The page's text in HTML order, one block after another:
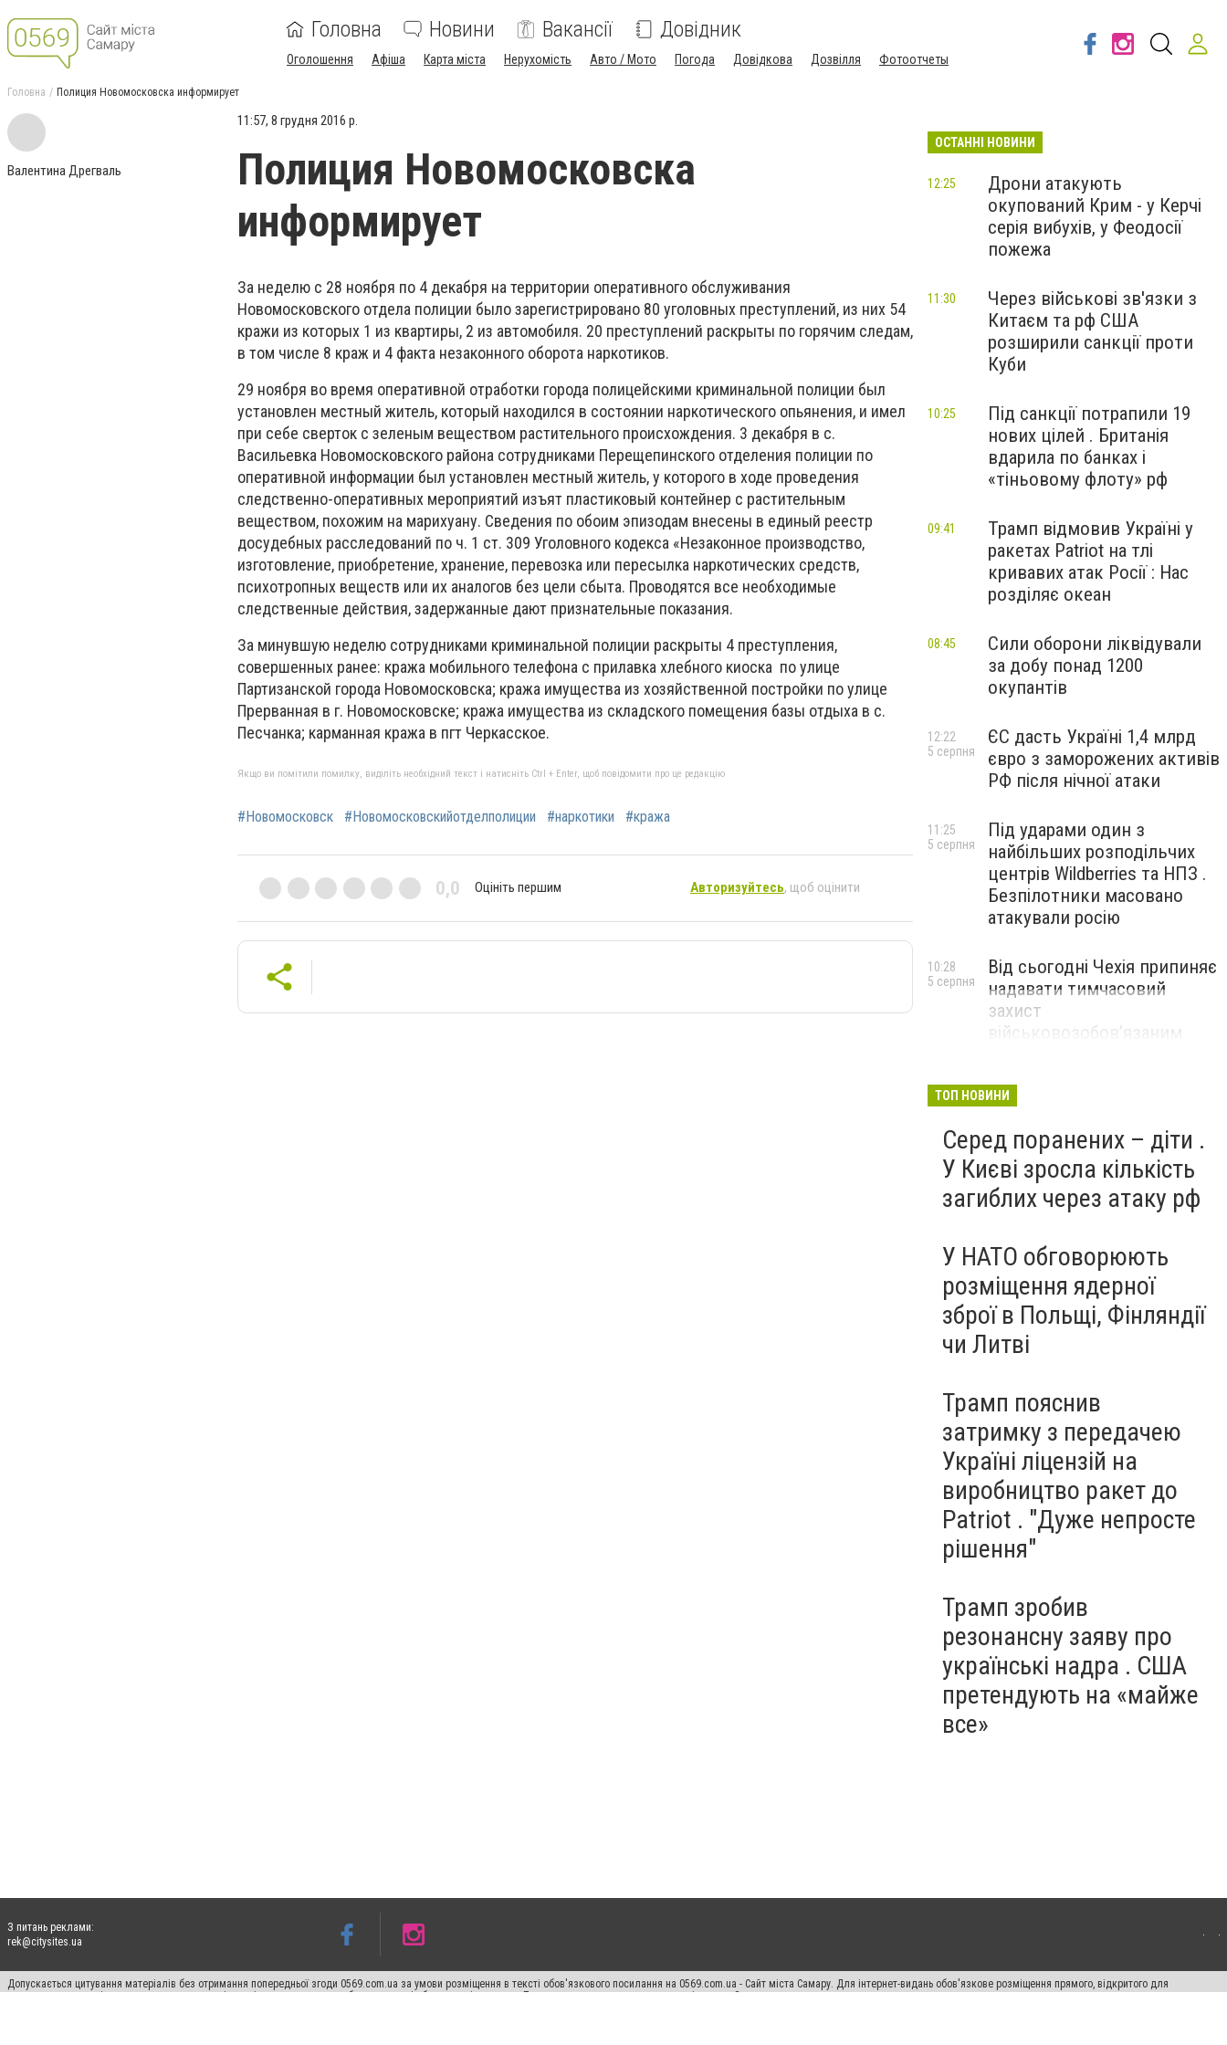
Головна Новини Вакансії Довідник
Оголошення Афіша Карта міста Нерухомість Авто / Мото Погода Довідкова Дозвілля Фотоотчеты
Головна Полиция Новомосковска информирует
Валентина Дрегваль
11:57, 8 грудня 2016 р.
Полиция Новомосковска
информирует
За неделю с 28 ноября по 4 декабря на территории оперативного обслуживания
Новомосковского отдела полиции было зарегистрировано 80 уголовных преступлений, из них 54
кражи из которых 1 из квартиры, 2 из автомобиля. 20 преступлений раскрыты по горячим следам,
в том числе 8 краж и 4 факта незаконного оборота наркотиков.
29 ноября во время оперативной отработки города полицейскими криминальной полиции был
установлен местный житель, который находился в состоянии наркотического опьянения, и имел
при себе сверток с зеленым веществом растительного происхождения. 3 декабря в с.
Васильевка Новомосковского района сотрудниками Перещепинского отделения полиции по
оперативной информации был установлен местный житель, у которого в ходе проведения
следственно-оперативных мероприятий изъят пластиковый контейнер с растительным
веществом, похожим на марихуану. Сведения по обоим эпизодам внесены в единый реестр
досудебных расследований по ч. 1 ст. 309 Уголовного кодекса «Незаконное производство,
изготовление, приобретение, хранение, перевозка или пересылка наркотических средств,
психотропных веществ или их аналогов без цели сбыта. Проводятся все необходимые
следственные действия, задержанные дают признательные показания.
За минувшую неделю сотрудниками криминальной полиции раскрыты 4 преступления,
совершенных ранее: кража мобильного телефона с прилавка хлебного киоска по улице
Партизанской города Новомосковска; кража имущества из хозяйственной постройки по улице
Прерванная в г. Новомосковске; кража имущества из складского помещения базы отдыха в с.
Песчанка; карманная кража в пгт Черкасское.
Якщо ви помітили помилку, виділіть необхідний текст і натисніть Ctrl + Enter, щоб повідомити про це редакцію
#Новомосковск #Новомосковскийотделполиции #наркотики #кража
0,0 Оцініть першим Авторизуйтесь, щоб оцінити
ОСТАННІ НОВИНИ
Дрони атакують
окупований Крим - у Керчі
серія вибухів, у Феодосії
пожежа
12:25
Через військові зв'язки з
Китаєм та рф США
розширили санкції проти
Куби
11:30
Під санкції потрапили 19
нових цілей . Британія
вдарила по банках і
«тіньовому флоту» рф
10:25
Трамп відмовив Україні у
ракетах Patriot на тлі
кривавих атак Росії : Нас
розділяє океан
09:41
Сили оборони ліквідували
за добу понад 1200
окупантів
08:45
ЄС дасть Україні 1,4 млрд
євро з заморожених активів
РФ після нічної атаки
12:22
5 серпня
Під ударами один з
найбільших розподільчих
центрів Wildberries та НПЗ .
Безпілотники масовано
атакували росію
11:25
5 серпня
Від сьогодні Чехія припиняє
надавати тимчасовий
захист
військовозобов’язаним
10:28
5 серпня
ТОП НОВИНИ
Серед поранених – діти .
У Києві зросла кількість
загиблих через атаку рф
У НАТО обговорюють
розміщення ядерної
зброї в Польщі, Фінляндії
чи Литві
Трамп пояснив
затримку з передачею
Україні ліцензій на
виробництво ракет до
Patriot . "Дуже непросте
рішення"
Трамп зробив
резонансну заяву про
українські надра . США
претендують на «майже
все»
З питань реклами:
rek@citysites.ua
Допускається цитування матеріалів без отримання попередньої згоди 0569.com.ua за умови розміщення в тексті обов'язкового посилання на 0569.com.ua - Сайт міста Самару. Для інтернет-видань обов'язкове розміщення прямого, відкритого для
пошукових систем гіперпосилання на цитовані статті не нижче другого абзацу в тексті або в якості джерела. Порушення виняткових прав переслідується Законом.